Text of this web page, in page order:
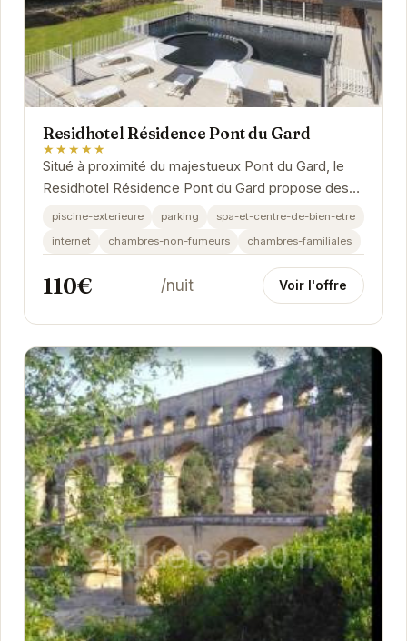
Residhotel Résidence Pont du Gard
★★★★★
Situé à proximité du majestueux Pont du Gard, le
Residhotel Résidence Pont du Gard propose des
appartements spacieux et tout équipés pour un...
piscine-exterieure parking
spa-et-centre-de-bien-etre
internet
chambres-non-fumeurs chambres-familiales
110€ /nuit Voir l'offre